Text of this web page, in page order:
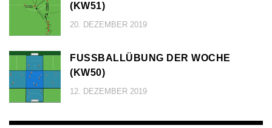
KW51)
20. DEZEMBER 2019
FUSSBALLÜBUNG DER WOCHE (
KW50)
12. DEZEMBER 2019